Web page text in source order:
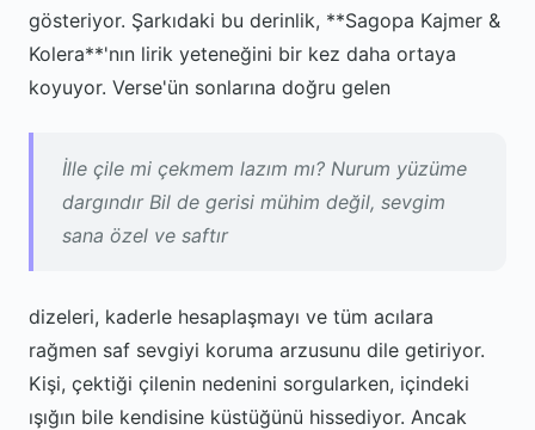
gösteriyor. Şarkıdaki bu derinlik, **Sagopa Kajmer &
Kolera**'nın lirik yeteneğini bir kez daha ortaya
koyuyor. Verse'ün sonlarına doğru gelen
İlle çile mi çekmem lazım mı? Nurum yüzüme
dargındır Bil de gerisi mühim değil, sevgim
sana özel ve saftır
dizeleri, kaderle hesaplaşmayı ve tüm acılara
rağmen saf sevgiyi koruma arzusunu dile getiriyor.
Kişi, çektiği çilenin nedenini sorgularken, içindeki
ışığın bile kendisine küstüğünü hissediyor. Ancak